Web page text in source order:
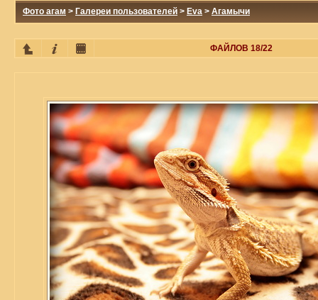
Фото агам > Галереи пользователей > Eva > Агамычи
ФАЙЛОВ 18/22